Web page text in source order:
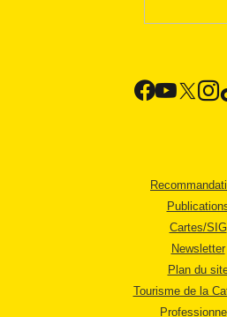
Cartes/SIG
Newsletter
Plan du
Tourisme de la